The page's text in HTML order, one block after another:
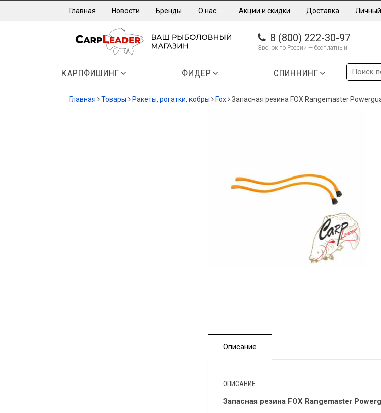
Главная Новости Бренды О нас Акции и скидки Доставка
8 (800) 222-30-97
Звонок по России — бесплатный
КАРПФИШИНГ ФИДЕР СПИННИНГ
Главная Товары Ракеты, рогатки, кобры Fox Запасная резина FOX Rangemaster
Описание
ОПИСАНИЕ
Запасная резина FOX Rangemaster